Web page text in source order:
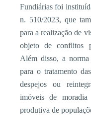
Fundiárias foi
n. 510/2023, que
para a realização de
objeto de conflitos
Além disso, a norma
para o tratamento
despejos ou
imóveis de
produtiva de